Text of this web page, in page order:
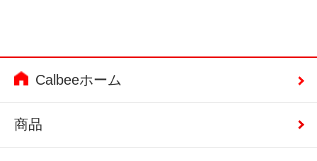
Calbeeホーム
商品